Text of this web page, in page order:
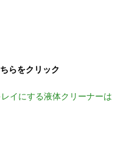
らをクリック
イにする液体クリーナーは